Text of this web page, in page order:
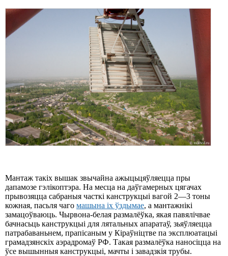
Мантаж такіх вышак звычайна ажыцьцяўляецца пры
дапамозе гэлікоптэра. На месца на даўгамерных цягачах
прывозяцца сабраныя часткі канструкцыі вагой 2—3 тоны
кожная, пасьля чаго машына іх ўздымае, а мантажнікі
замацоўваюць. Чырвона-белая размалёўка, якая павялічвае
бачнасьць канструкцыі для лятальных апаратаў, зьяўляецца
патрабаваньнем, прапісаным у Кіраўніцтве па эксплюатацыі
грамадзянскіх аэрадромаў РФ. Такая размалёўка наносіцца на
ўсе вышынныя канструкцыі, мачты і завадзкія трубы.